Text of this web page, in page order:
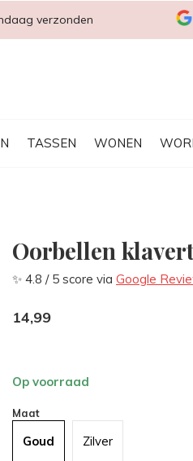
TASSEN WONEN
verzonden
Oorbellen
✨ 4.8 / 5 score via Google
14,99
Op voorraad
Maat
Goud Zilver